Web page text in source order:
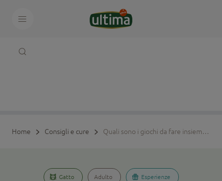
Home Consigli e cure Quali sono i giochi da fare insieme al tuo gatto? Risvegliamo la sua vogli
Gatto Adulto Esperienze